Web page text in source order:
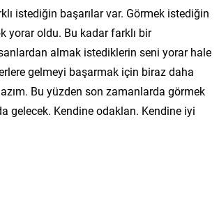
istediğin başarılar var. Görmek istediğin
yorar oldu. Bu kadar farklı bir
almak istediklerin seni yorar hale
gelmeyi başarmak için biraz daha
Bu yüzden son zamanlarda görmek
gelecek. Kendine odaklan. Kendine iyi